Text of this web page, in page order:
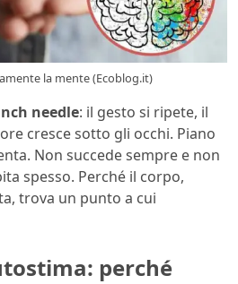
la mente (Ecoblog.it)
needle: il gesto si ripete, il
cresce sotto gli occhi. Piano
Non succede sempre e non
spesso. Perché il corpo,
trova un punto a cui
perché